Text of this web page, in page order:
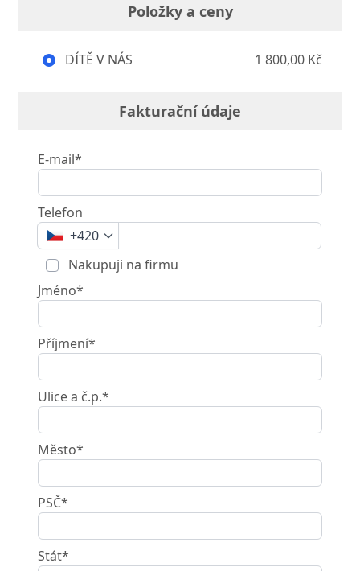
Položky a ceny
DÍTĚ V NÁS 1 800,00 Kč
Fakturační údaje
E-mail*
Telefon
+420
Nakupuji na firmu
Jméno*
Příjmení*
Ulice a č.p.*
Město*
PSČ*
Stát*